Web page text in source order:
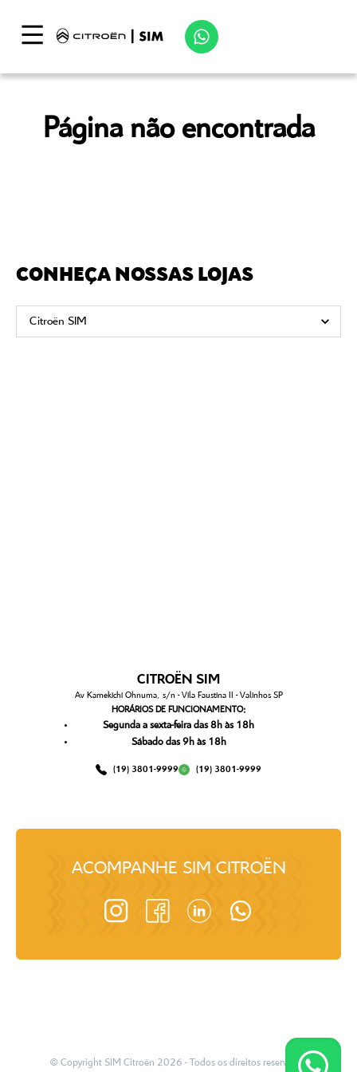
Página não encontrada
CONHEÇA NOSSAS LOJAS
CITROËN SIM
Av Kamekichi Ohnuma, s/n - Vila Faustina II - Valinhos SP
HORÁRIOS DE FUNCIONAMENTO:
Segunda a sexta-feira das 8h às 18h
Sábado das 9h às 18h
(19) 3801-9999 (19) 3801-9999
ACOMPANHE SIM CITROËN
© Copyright SIM Citroën 2026 - Todos os direitos reservados